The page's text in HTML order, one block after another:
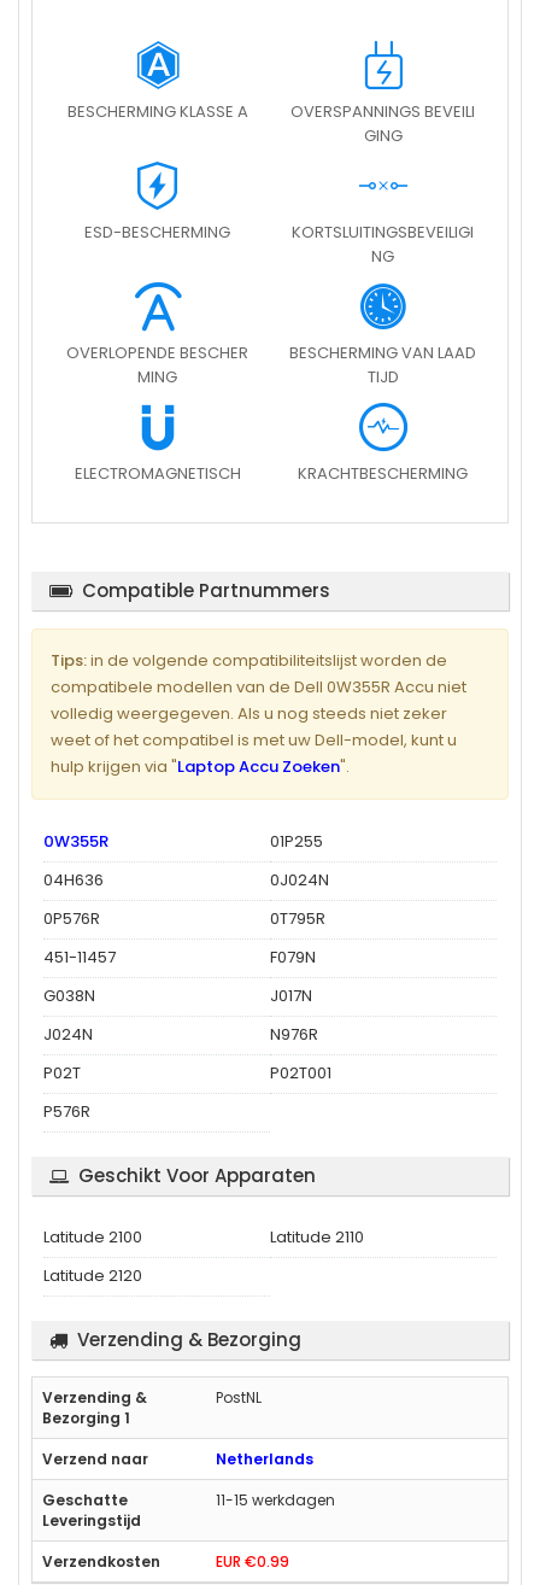
BESCHERMING KLASSE A
OVERSPANNINGS BEVEILI
GING
ESD-BESCHERMING
KORTSLUITINGSBEVEILIGI
NG
OVERLOPENDE BESCHER
MING
BESCHERMING VAN LAAD
TIJD
ELECTROMAGNETISCH KRACHTBESCHERMING
Compatible Partnummers
Tips:in de volgende compatibiliteitslijst worden de
compatibele modellen van de Dell 0W355R Accu niet
volledig weergegeven. Als u nog steeds niet zeker
weet of het compatibel is met uw Dell-model, kunt u
hulp krijgen via "Laptop Accu Zoeken".
0W355R
01P255
04H636
0J024N
0P576R
0T795R
451-11457
F079N
G038N
J017N
J024N
N976R
P02T
P02T001
P576R
Geschikt Voor Apparaten
Latitude 2100
Latitude 2110
Latitude 2120
Verzending & Bezorging
PostNL
Netherlands
11-15 werkdagen
EUR €0.99